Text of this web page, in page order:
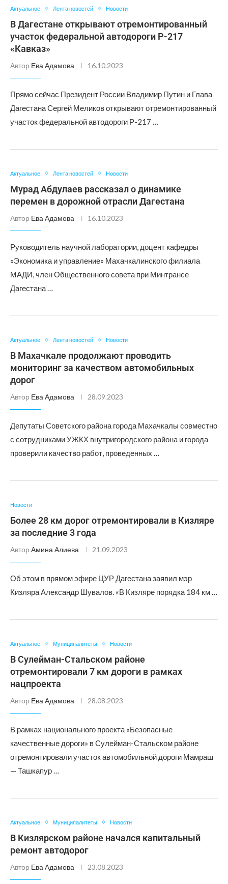
Актуальное Лента новостей Новости
В Дагестане открывают отремонтированный
участок федеральной автодороги Р-217
«Кавказ»
Автор Ева Адамова 16.10.2023
Прямо сейчас Президент России Владимир Путин и Глава
Дагестана Сергей Меликов открывают отремонтированный
участок федеральной автодороги Р-217 …
Актуальное Лента новостей Новости
Мурад Абдулаев рассказал о динамике
перемен в дорожной отрасли Дагестана
Автор Ева Адамова 16.10.2023
Руководитель научной лаборатории, доцент кафедры
«Экономика и управление» Махачкалинского филиала
МАДИ, член Общественного совета при Минтрансе
Дагестана …
Актуальное Лента новостей Новости
В Махачкале продолжают проводить
мониторинг за качеством автомобильных
дорог
Автор Ева Адамова 28.09.2023
Депутаты Советского района города Махачкалы совместно
с сотрудниками УЖКХ внутригородского района и города
проверили качество работ, проведенных …
Новости
Более 28 км дорог отремонтировали в Кизляре
за последние 3 года
Автор Амина Алиева 21.09.2023
Об этом в прямом эфире ЦУР Дагестана заявил мэр
Кизляра Александр Шувалов. «В Кизляре порядка 184 км …
Актуальное Муниципалитеты Новости
В Сулейман-Стальском районе
отремонтировали 7 км дороги в рамках
нацпроекта
Автор Ева Адамова 28.08.2023
В рамках национального проекта «Безопасные
качественные дороги» в Сулейман-Стальском районе
отремонтировали участок автомобильной дороги Мамраш
— Ташкапур …
Актуальное Муниципалитеты Новости
В Кизлярском районе начался капитальный
ремонт автодорог
Автор Ева Адамова 23.08.2023